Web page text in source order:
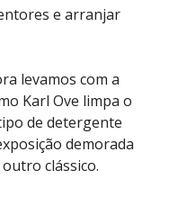
e arranjar
levamos com a
Karl Ove limpa o
de detergente
demorada
clássico.